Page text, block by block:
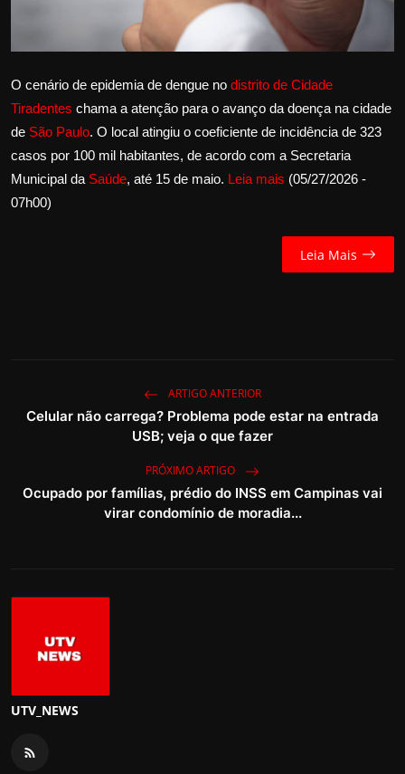
Saúde
Esportes
Fama e TV
O cenário de epidemia de dengue no distrito de Cidade
Tiradentes chama a atenção para o avanço da doença na cidade
de São Paulo. O local atingiu o coeficiente de incidência de 323
casos por 100 mil habitantes, de acordo com a Secretaria
Municipal da Saúde, até 15 de maio. Leia mais (05/27/2026 -
07h00)
Leia Mais
ARTIGO ANTERIOR
Celular não carrega? Problema pode estar na entrada
USB; veja o que fazer
PRÓXIMO ARTIGO
Ocupado por famílias, prédio do INSS em Campinas vai
virar condomínio de moradia...
UTV_NEWS